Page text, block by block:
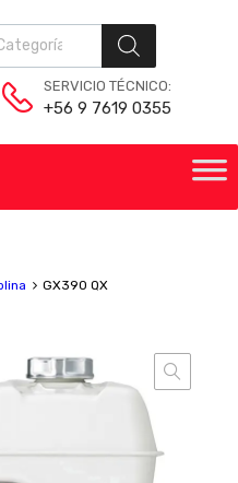
SERVICIO TÉCNICO:
+56 9 7619 0355
GX390 QX